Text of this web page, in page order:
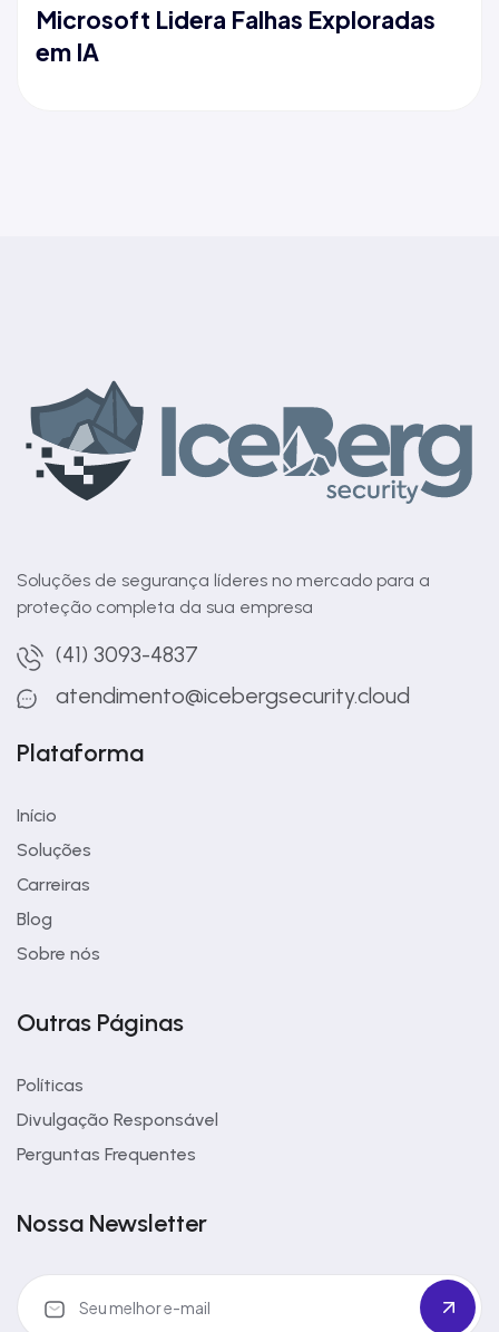
Microsoft Lidera Falhas Exploradas
em IA
Soluções de segurança líderes no mercado para a
proteção completa da sua empresa
(41) 3093-4837
atendimento@icebergsecurity.cloud
Plataforma
Início
Soluções
Carreiras
Blog
Sobre nós
Outras Páginas
Políticas
Divulgação Responsável
Perguntas Frequentes
Nossa Newsletter